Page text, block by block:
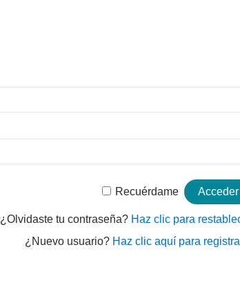
Recuérdame
¿Olvidaste tu contraseña? Haz clic para
¿Nuevo usuario? Haz clic aquí para